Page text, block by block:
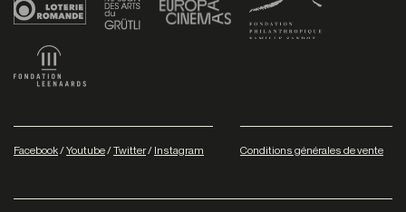
Facebook/Youtube/Twitter/ Instagram Conditions générales de vente